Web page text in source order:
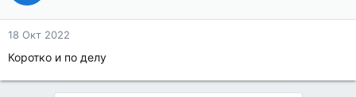
18 Окт 2022
Коротко и по делу